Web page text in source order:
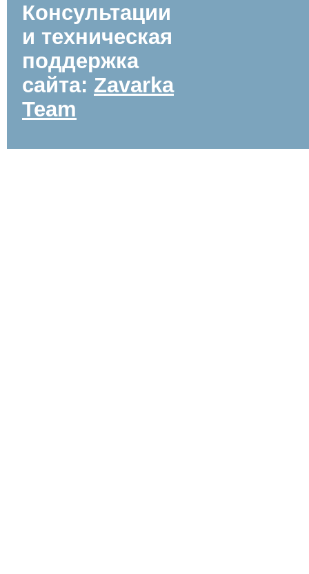
Консультации
и техническая
поддержка
сайта: Zavarka
Team